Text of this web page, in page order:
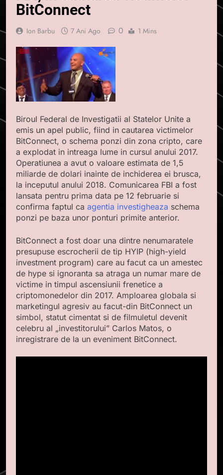
BitConnect
Ion Barbu 7 Ani Ago 0 1 Mins
Biroul Federal de Investigatii al Statelor Unite a
emis un apel public, fiind in cautarea victimelor
BitConnect, o schema ponzi din zona cripto, care
a explodat in intreaga lume in cursul anului 2017.
Operatiunea a avut o valoare estimata de 1,5
miliarde de dolari inainte de inchiderea ei brusca,
la inceputul anului 2018. Comunicarea FBI a fost
lansata pentru prima data pe 12 februarie si
confirma faptul ca agentia investigheaza schema
ponzi pe baza unor ponturi primite anterior.
BitConnect a fost doar una dintre nenumaratele
presupuse escrocherii de tip HYIP (high-yield
investment program) care au facut ca un amestec
de hype si ignoranta sa atraga un numar mare de
victime in timpul ascensiunii frenetice a
criptomonedelor din 2017. Amploarea globala si
marketingul agresiv au facut-din BitConnect un
simbol, statut cimentat si de filmuletul devenit
celebru al „investitorului” Carlos Matos, o
inregistrare de la un eveniment BitConnect.